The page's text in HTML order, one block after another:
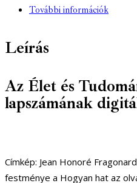
szeptember
19.
(digitális)
További információk
Leírás
Az Élet és
lapszámának
Címkép: Jean Honoré
festménye a Hogyan hat az